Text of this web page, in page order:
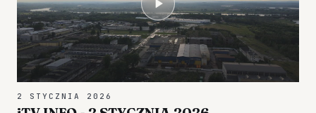
2 STYCZNIA 2026